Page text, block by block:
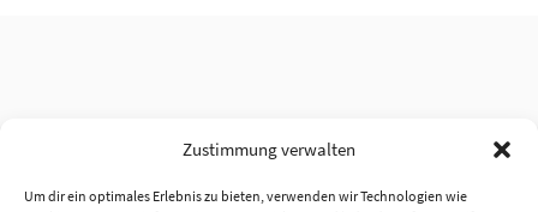
Zustimmung verwalten
Um dir ein optimales Erlebnis zu bieten, verwenden wir Technologien wie